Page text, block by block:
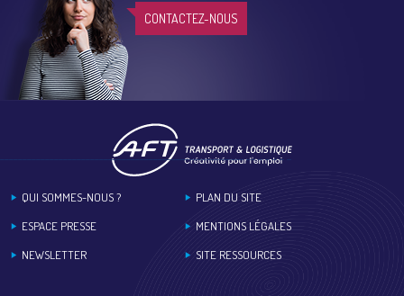
CONTACTEZ-NOUS
QUI SOMMES-NOUS ?
ESPACE PRESSE
NEWSLETTER
PLAN DU SITE
MENTIONS LÉGALES
SITE RESSOURCES